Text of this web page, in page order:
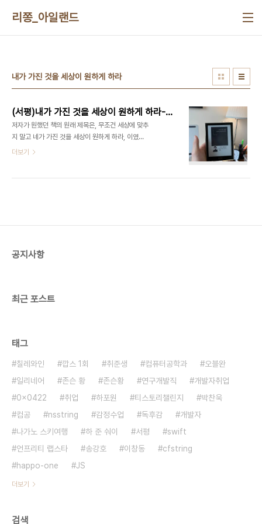
리쫑_아일랜드
내가 가진 것을 세상이 원하게 하라
(서평)내가 가진 것을 세상이 원하게 하라-최인아
저자가 원했던 책의 원래 제목은, 무조건 세상에 맞추
지 말고 네가 가진 것을 세상이 원하게 하라, 이였다
고 한다. 본문에는 그 사이에서 분투했던 저자의 이야
짐작건대 다른 이에게 본인 삶을 하나의 사례정도로
더보기
공지사항
최근 포스트
태그
칠레와인 깝스 1회 취준생 컴퓨터공학과
오블완
일리네어
존슨 황 존슨황 연구개발직
개발자취업
0x0422
취업 하포원 티스토리챌린지
박찬욱
컴공
nsstring 감정수업 독후감
개발자
나가노 스키여행
하 준 숴이 서평
swift
언프리티 랩스타
송강호 이창동
cfstring
happo-one
JS
더보기
검색